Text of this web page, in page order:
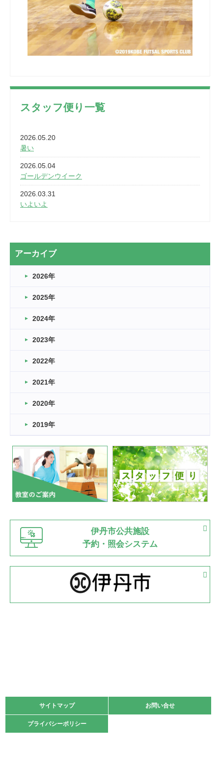
スタッフ便り一覧
2026.05.20
暑い
2026.05.04
ゴールデンウイーク
2026.03.31
いよいよ
2026.03.20
なぎなた
2026.03.16
車いすバスケとRくんのお話
2026.03.14
卒業・卒園の季節★
2026.03.11
緑ケ丘体育館
2022.11.03
緑ケ丘体育館
いたっぼーる大会☆彡
緑ケ丘体育館
2022.07.03
市内総合体育大会が開始
緑ケ丘体育館 猪名川運動広場
古池運動広場
2022.06.12
県知事杯争奪バレーボール大会が開催
2022.05.05
体育協会長杯 バドミントン競技の部
2022.05.22
緑ケ丘体育館
2021.10.23
卓球選手権大会ラージボールの部開催☆
アーカイブ
2026年
2025年
2024年
2023年
2022年
2021年
2020年
2019年
伊丹市公共施設
予約・照会システム
サイトマップ お問い合せ
プライバシーポリシー
サイトマップ お問い合せ
プライバシーポリシー